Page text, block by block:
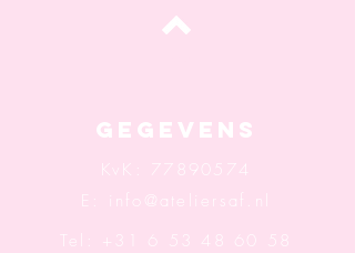
Gegevens
KvK:
77890574
info@ateliersaf.nl
Tel: +31 6 53 48 60 58